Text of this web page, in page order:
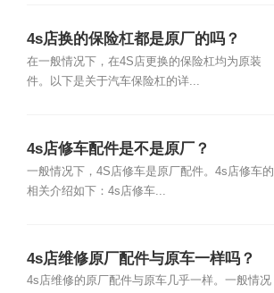
4s店换的保险杠都是原厂的吗？
在一般情况下，在4S店更换的保险杠均为原装
件。以下是关于汽车保险杠的详...
4s店修车配件是不是原厂？
一般情况下，4S店修车是原厂配件。4s店修车的
相关介绍如下：4s店修车...
4s店维修原厂配件与原车一样吗？
4s店维修的原厂配件与原车几乎一样。一般情况